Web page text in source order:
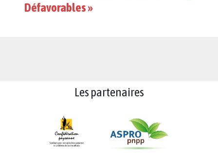
Défavorables »
Les partenaires